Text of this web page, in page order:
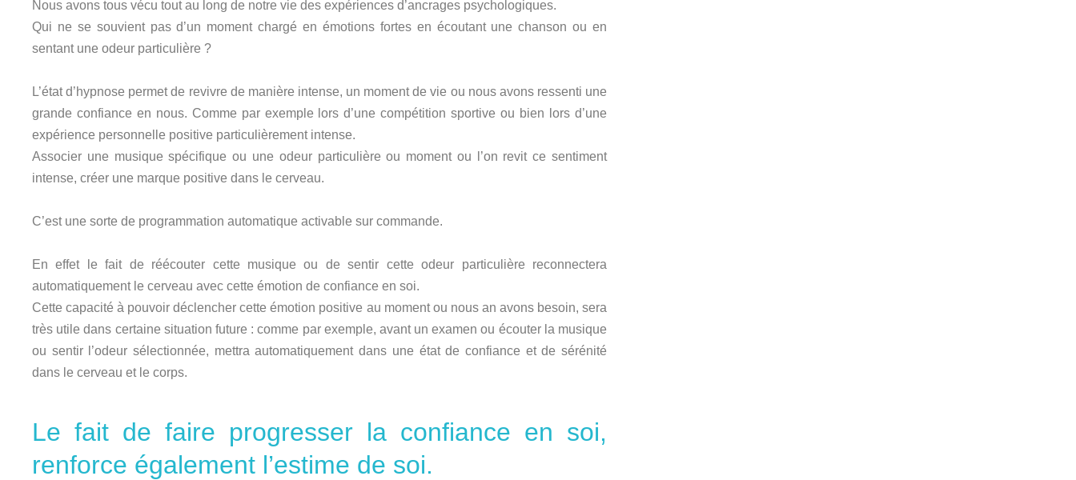
Nous avons tous vécu tout au long de notre vie des expériences d’ancrages psychologiques.
Qui ne se souvient pas d’un moment chargé en émotions fortes en écoutant une chanson ou en
sentant une odeur particulière ?
L’état d’hypnose permet de revivre de manière intense, un moment de vie ou nous avons ressenti une
grande confiance en nous. Comme par exemple lors d’une compétition sportive ou bien lors d’une
expérience personnelle positive particulièrement intense.
Associer une musique spécifique ou une odeur particulière ou moment ou l’on revit ce sentiment
intense, créer une marque positive dans le cerveau.
C’est une sorte de programmation automatique activable sur commande.
En effet le fait de réécouter cette musique ou de sentir cette odeur particulière reconnectera
automatiquement le cerveau avec cette émotion de confiance en soi.
Cette capacité à pouvoir déclencher cette émotion positive au moment ou nous an avons besoin, sera
très utile dans certaine situation future : comme par exemple, avant un examen ou écouter la musique
ou sentir l’odeur sélectionnée, mettra automatiquement dans une état de confiance et de sérénité
dans le cerveau et le corps.
Le fait de faire progresser la confiance en soi,
renforce également l’estime de soi.